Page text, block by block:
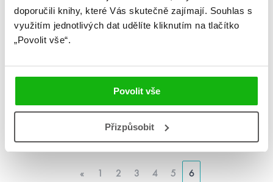
doporučili knihy, které Vás skutečně zajímají. Souhlas s
využitím jednotlivých dat udělíte kliknutím na tlačítko
„Povolit vše“.
Povolit vše
Přizpůsobit
3. 4. 2025
Protiklady se přitahují: Úsvit sklizně čteme každá z
jiného důvodu
jsou žánr, který miluje. Monča je fanynkou contemporary, ale
měla FOMO, a tak se pustila do Úsvitu sklizně. Jak hodnotí
novou knížku Suzanne Colllins? Spoilery najdete až na konci a
budete varováni.
« 2 3 4 5 6